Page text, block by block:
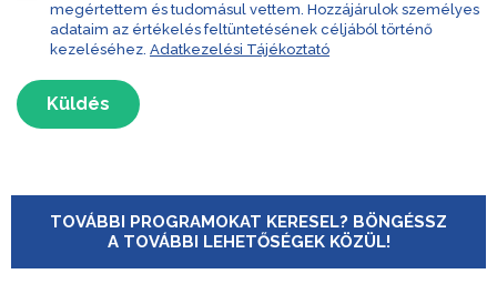
megértettem és tudomásul vettem. Hozzájárulok személyes
adataim az értékelés feltüntetésének céljából történő
kezeléséhez. Adatkezelési Tájékoztató
Küldés
TOVÁBBI PROGRAMOKAT KERESEL? BÖNGÉSSZ
A TOVÁBBI LEHETŐSÉGEK KÖZÜL!